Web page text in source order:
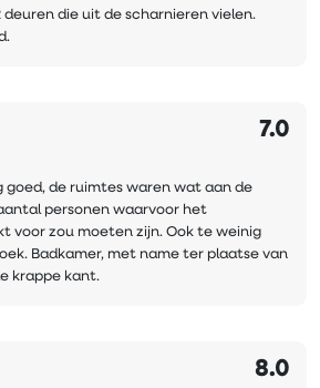
deuren die uit de scharnieren vielen.
7.0
goed, de ruimtes waren wat aan de
personen waarvoor het
voor zou moeten zijn. Ook te weinig
Badkamer, met name ter plaatse van
krappe kant.
8.0